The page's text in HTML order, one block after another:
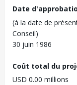
Date
(à la date de
Conseil)
30 juin 1986
Coût total du
USD 0.00 millions